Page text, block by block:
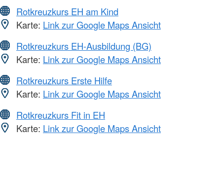
Rotkreuzkurs EH am Kind
Karte: Link zur Google Maps Ansicht
Rotkreuzkurs EH-Ausbildung (BG)
Karte: Link zur Google Maps Ansicht
Rotkreuzkurs Erste Hilfe
Karte: Link zur Google Maps Ansicht
Rotkreuzkurs Fit in EH
Karte: Link zur Google Maps Ansicht